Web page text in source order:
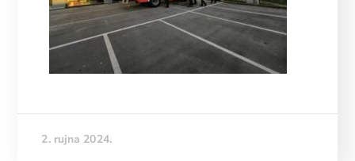
2. rujna 2024.